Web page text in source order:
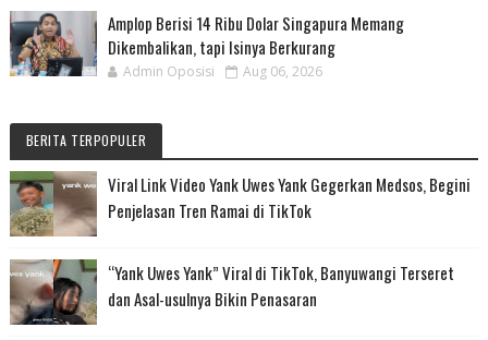
Amplop Berisi 14 Ribu Dolar Singapura Memang
Dikembalikan, tapi Isinya Berkurang
Admin Oposisi Aug 06, 2026
BERITA TERPOPULER
Viral Link Video Yank Uwes Yank Gegerkan Medsos, Begini
Penjelasan Tren Ramai di TikTok
“Yank Uwes Yank” Viral di TikTok, Banyuwangi Terseret
dan Asal-usulnya Bikin Penasaran